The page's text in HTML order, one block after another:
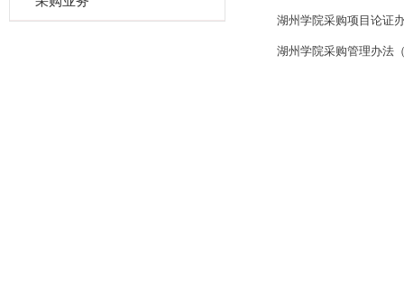
湖州学院采购项目论证
湖州学院采购管理办法